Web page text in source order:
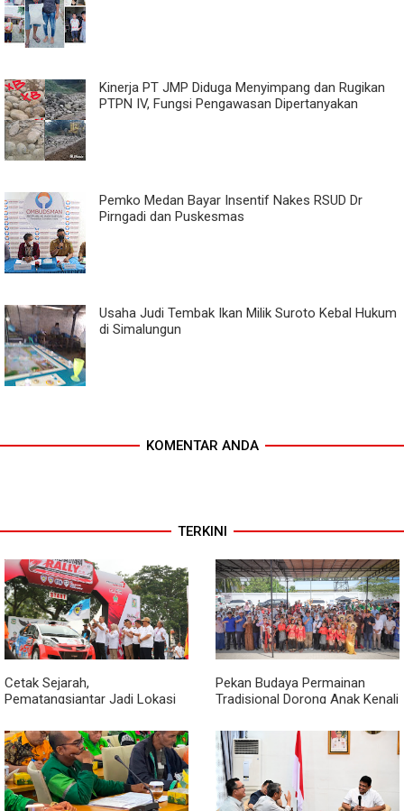
Kinerja PT JMP Diduga Menyimpang dan Rugikan
PTPN IV, Fungsi Pengawasan Dipertanyakan
Pemko Medan Bayar Insentif Nakes RSUD Dr
Pirngadi dan Puskesmas
Usaha Judi Tembak Ikan Milik Suroto Kebal Hukum
di Simalungun
KOMENTAR ANDA
TERKINI
Cetak Sejarah,
Pematangsiantar Jadi Lokasi
2026
Pekan Budaya Permainan
Tradisional Dorong Anak Kenali
Ketergantungan Gadget